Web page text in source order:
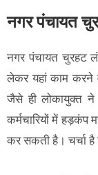
नगर पंचायत
नगर पंचायत चुरहट
लेकर यहां काम करने
जैसे ही लोकायुक्त ने
कर्मचारियों में हड़कंप
कर सकती है। चर्चा है